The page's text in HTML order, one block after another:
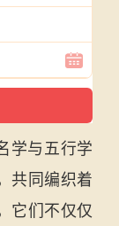
学与五行学
共同编织着
它们不仅仅